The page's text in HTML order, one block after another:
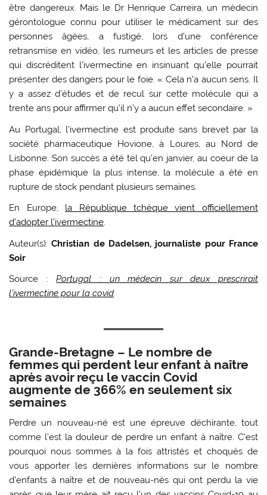
être dangereux. Mais le Dr Henrique Carreira, un médecin
gérontologue connu pour utiliser le médicament sur des
personnes âgées, a fustigé, lors d’une conférence
retransmise en vidéo, les rumeurs et les articles de presse
qui discréditent l’ivermectine en insinuant qu’elle pourrait
présenter des dangers pour le foie. « Cela n’a aucun sens. Il
y a assez d’études et de recul sur cette molécule qui a
trente ans pour affirmer qu’il n’y a aucun effet secondaire. »
Au Portugal, l’ivermectine est produite sans brevet par la
société pharmaceutique Hovione, à Loures, au Nord de
Lisbonne. Son succès a été tel qu’en janvier, au coeur de la
phase épidémique la plus intense, la molécule a été en
rupture de stock pendant plusieurs semaines.
En Europe, la République tchèque vient officiellement
d’adopter l’ivermectine.
Auteur(s):Christian de Dadelsen, journaliste pour France
Soir
Source :Portugal : un médecin sur deux prescrirait
l’ivermectine pour la covid
Grande-Bretagne – Le nombre de
femmes qui perdent leur enfant à naître
après avoir reçu le vaccin Covid
augmente de 366% en seulement six
semaines
Perdre un nouveau-né est une épreuve déchirante, tout
comme l’est la douleur de perdre un enfant à naître. C’est
pourquoi nous sommes à la fois attristés et choqués de
vous apporter les dernières informations sur le nombre
d’enfants à naître et de nouveau-nés qui ont perdu la vie